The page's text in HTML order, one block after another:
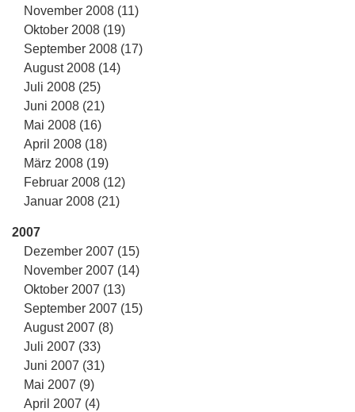
November 2008 (11)
Oktober 2008 (19)
September 2008 (17)
August 2008 (14)
Juli 2008 (25)
Juni 2008 (21)
Mai 2008 (16)
April 2008 (18)
März 2008 (19)
Februar 2008 (12)
Januar 2008 (21)
2007
Dezember 2007 (15)
November 2007 (14)
Oktober 2007 (13)
September 2007 (15)
August 2007 (8)
Juli 2007 (33)
Juni 2007 (31)
Mai 2007 (9)
April 2007 (4)